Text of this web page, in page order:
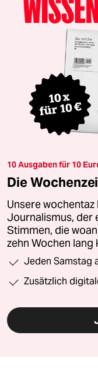
10 Ausgaben für 10
Die
Unsere
Journalismus, der
Stimmen, die
zehn Wochen lang
Jeden Samstag
Zusätzlich